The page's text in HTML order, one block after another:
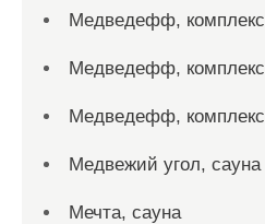
Медведефф, комплекс
Медведефф, комплекс
Медведефф, комплекс
Медвежий угол, сауна
Мечта, сауна